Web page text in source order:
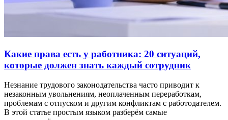
Какие права есть у работника: 20 ситуаций,
которые должен знать каждый сотрудник
Незнание трудового законодательства часто приводит к
незаконным увольнениям, неоплаченным переработкам,
проблемам с отпуском и другим конфликтам с работодателем.
В этой статье простым языком разберём самые